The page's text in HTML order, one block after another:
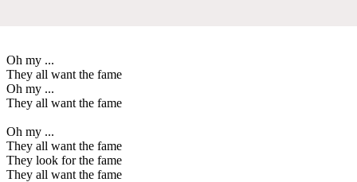
Oh my ...
They all want the fame
Oh my ...
They all want the fame
Oh my ...
They all want the fame
They look for the fame
They all want the fame